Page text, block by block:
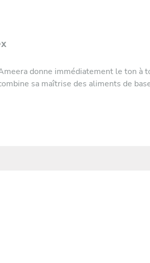
donne immédiatement le ton à
sa maîtrise des aliments de